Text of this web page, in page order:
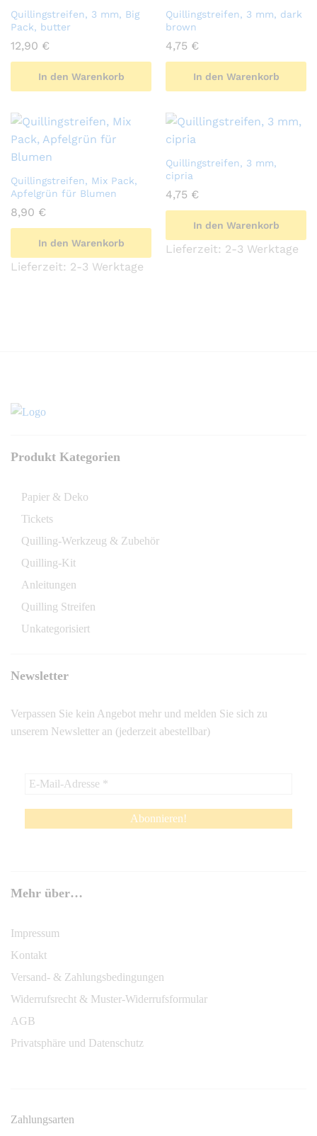
Quillingstreifen, 3 mm, Big
Pack, butter
12,90 €
In den Warenkorb
Quillingstreifen, 3 mm, dark
brown
4,75 €
In den Warenkorb
Quillingstreifen, Mix Pack,
Apfelgrün für Blumen
8,90 €
In den Warenkorb
Lieferzeit: 2-3 Werktage
Quillingstreifen, 3 mm,
cipria
4,75 €
In den Warenkorb
Lieferzeit: 2-3 Werktage
Produkt Kategorien
Papier & Deko
Tickets
Quilling-Werkzeug & Zubehör
Quilling-Kit
Anleitungen
Quilling Streifen
Unkategorisiert
Newsletter
Verpassen Sie kein Angebot mehr und melden Sie sich zu
unserem Newsletter an (jederzeit abestellbar)
Mehr über…
Impressum
Kontakt
Versand- & Zahlungsbedingungen
Widerrufsrecht & Muster-Widerrufsformular
AGB
Privatsphäre und Datenschutz
Zahlungsarten